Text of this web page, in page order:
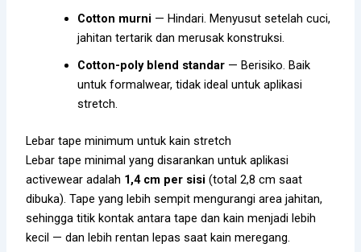
Cotton murni — Hindari. Menyusut setelah cuci,
jahitan tertarik dan merusak konstruksi.
Cotton-poly blend standar — Berisiko. Baik
untuk formalwear, tidak ideal untuk aplikasi
stretch.
Lebar tape minimum untuk kain stretch
Lebar tape minimal yang disarankan untuk aplikasi
activewear adalah 1,4 cm per sisi (total 2,8 cm saat
dibuka). Tape yang lebih sempit mengurangi area jahitan,
sehingga titik kontak antara tape dan kain menjadi lebih
kecil — dan lebih rentan lepas saat kain meregang.